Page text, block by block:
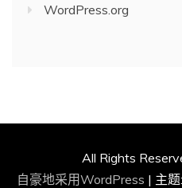
WordPress.org
All Rights
自豪地采用WordPress | 主